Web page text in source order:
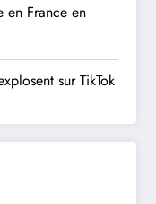
en France en
sur TikTok